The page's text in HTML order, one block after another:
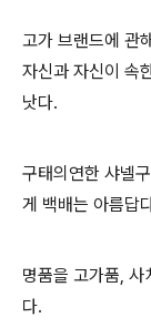
고가 브랜드에 관
자신과 자신이 속
낫다.
구태의연한 샤넬
게 백배는 아름답
명품을 고가품, 사
다.